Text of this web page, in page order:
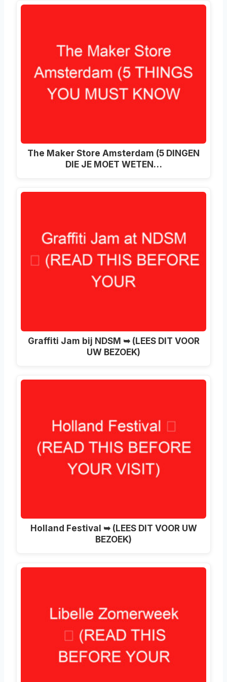
The Maker Store Amsterdam (5 DINGEN
DIE JE MOET WETEN…
Graffiti Jam bij NDSM ➥ (LEES DIT VOOR
UW BEZOEK)
Holland Festival ➥ (LEES DIT VOOR UW
BEZOEK)